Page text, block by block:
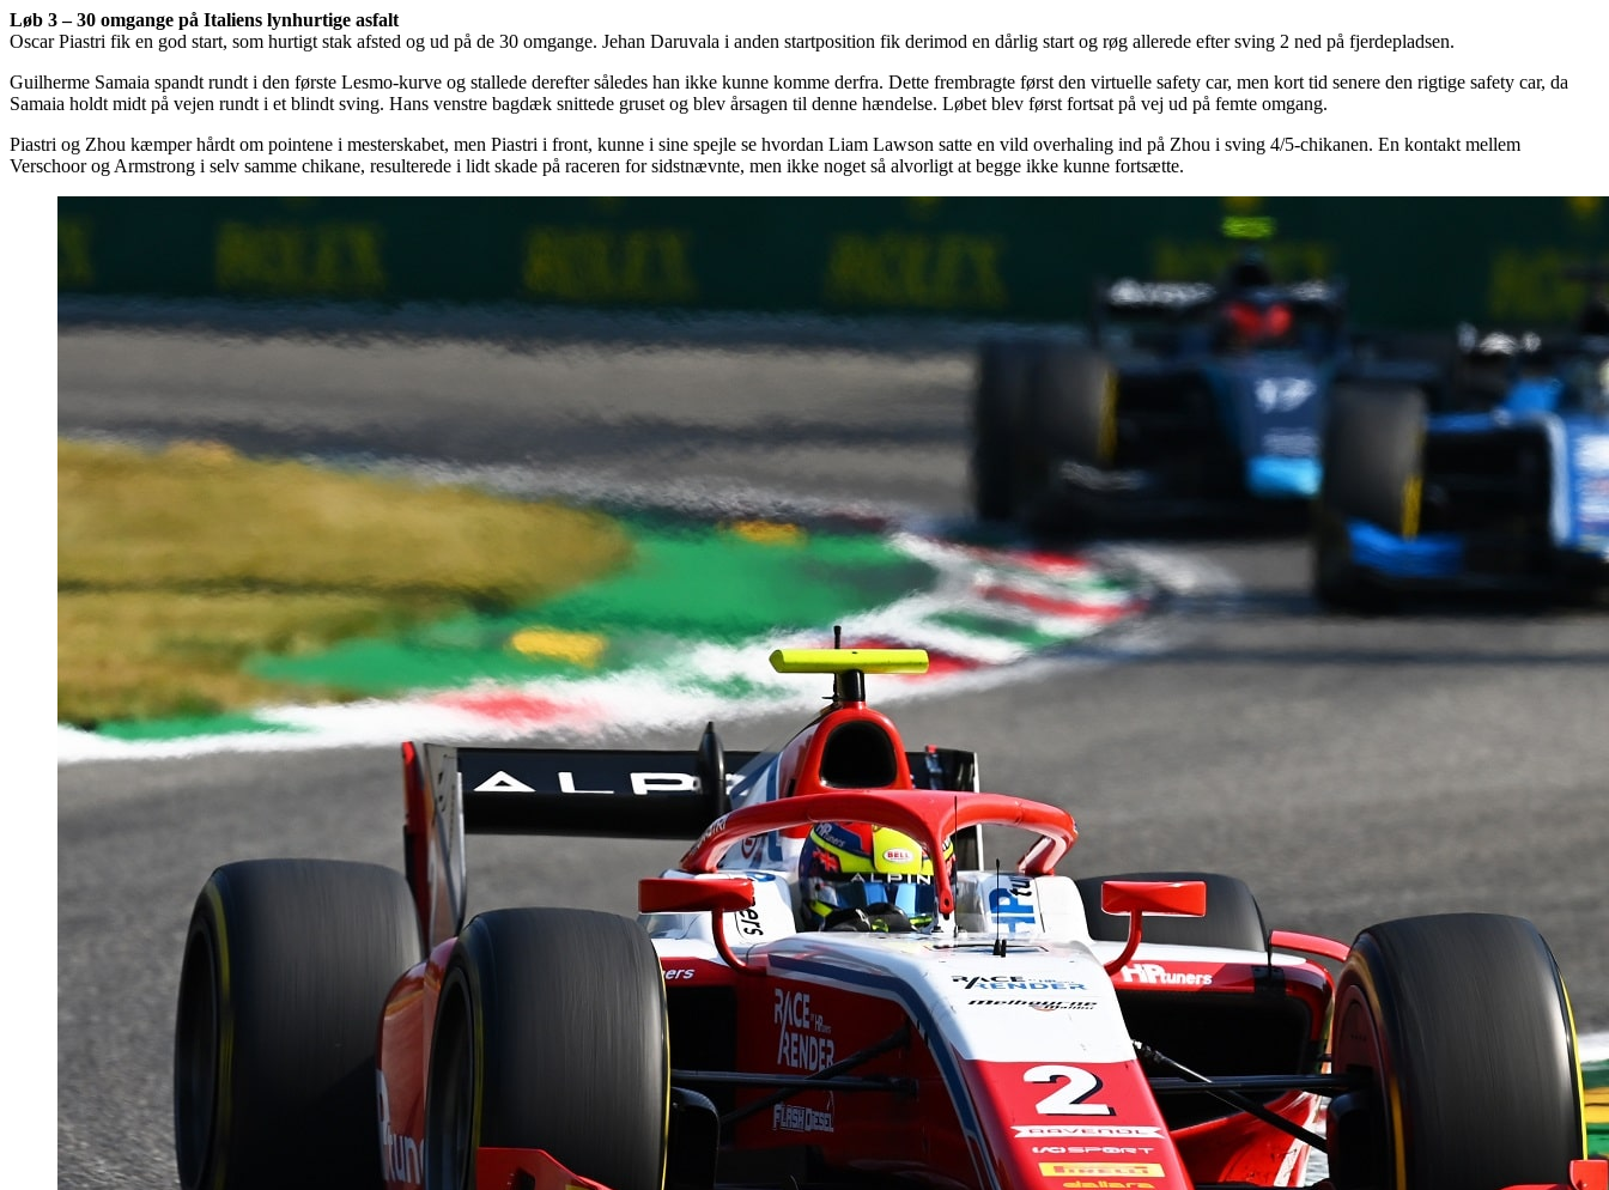
Løb 3 – 30 omgange på Italiens lynhurtige asfalt
Oscar Piastri fik en god start, som hurtigt stak afsted og ud på de 30 omgange. Jehan Daruvala i anden startposition fik derimod en dårlig start og røg allerede efter sving 2 ned på fjerdepladsen.
Guilherme Samaia spandt rundt i den første Lesmo-kurve og stallede derefter således han ikke kunne komme derfra. Dette frembragte først den virtuelle safety car, men kort tid senere den rigtige safety car, da
Samaia holdt midt på vejen rundt i et blindt sving. Hans venstre bagdæk snittede gruset og blev årsagen til denne hændelse. Løbet blev først fortsat på vej ud på femte omgang.
Piastri og Zhou kæmper hårdt om pointene i mesterskabet, men Piastri i front, kunne i sine spejle se hvordan Liam Lawson satte en vild overhaling ind på Zhou i sving 4/5-chikanen. En kontakt mellem
Verschoor og Armstrong i selv samme chikane, resulterede i lidt skade på raceren for sidstnævnte, men ikke noget så alvorligt at begge ikke kunne fortsætte.